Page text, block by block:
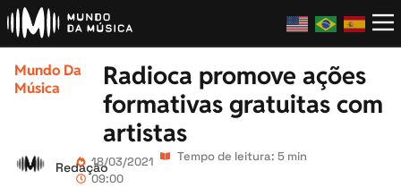
Mundo Da
Música
Radioca promove ações
formativas gratuitas com
artistas
Redação18/03/2021
09:00
Tempo de leitura: 5 min